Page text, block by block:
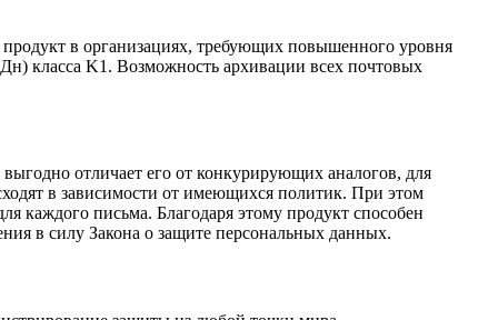
в организациях, требующих повышенного уровня
класса K1. Возможность архивации всех почтовых
отличает его от конкурирующих аналогов, для
в зависимости от имеющихся политик. При этом
каждого письма. Благодаря этому продукт способен
в силу Закона о защите персональных данных.